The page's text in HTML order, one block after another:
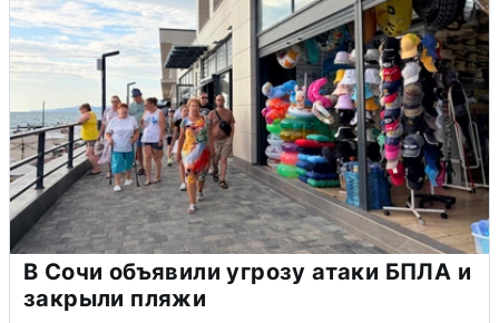
В Сочи объявили угрозу атаки БПЛА и
закрыли пляжи